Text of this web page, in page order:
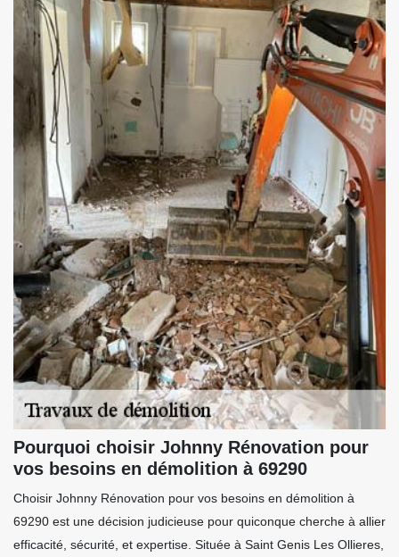
Pourquoi choisir Johnny Rénovation pour
vos besoins en démolition à 69290
Choisir Johnny Rénovation pour vos besoins en démolition à
69290 est une décision judicieuse pour quiconque cherche à allier
efficacité, sécurité, et expertise. Située à Saint Genis Les Ollieres,